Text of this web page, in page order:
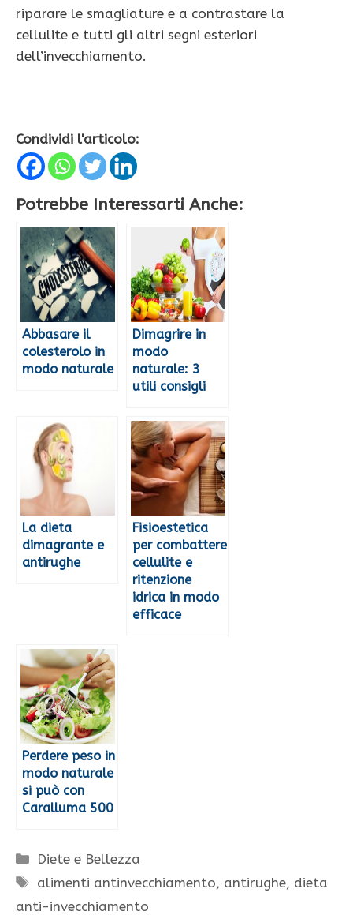
riparare le smagliature e a contrastare la
cellulite e tutti gli altri segni esteriori
dell’invecchiamento.
Condividi l'articolo:
Potrebbe Interessarti Anche:
Abbasare il
colesterolo in
modo naturale
Dimagrire in
modo
naturale: 3
utili consigli
La dieta
dimagrante e
antirughe
Fisioestetica
per combattere
cellulite e
ritenzione
idrica in modo
efficace
Perdere peso in
modo naturale
si può con
Caralluma 500
Categorie
Diete e Bellezza
Tag
alimenti antinvecchiamento, antirughe, dieta
anti-invecchiamento